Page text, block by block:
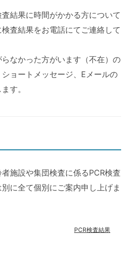
結果に時間がかかる方について
査結果をお電話にてご連絡して
なかった方がいます（不在）の
ョートメッセージ、Eメールの
す。
施設や集団検査に係るPCR検査
に全て個別にご案内申し上げま
PCR検査結果